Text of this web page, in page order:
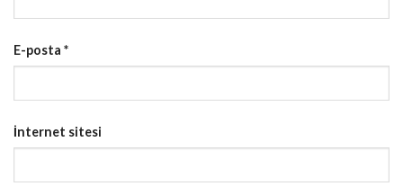
E-posta *
İnternet sitesi